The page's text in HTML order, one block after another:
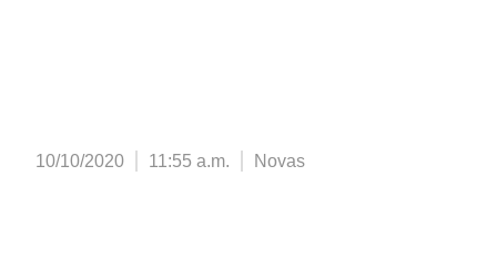
10/10/2020 11:55 a.m. Novas